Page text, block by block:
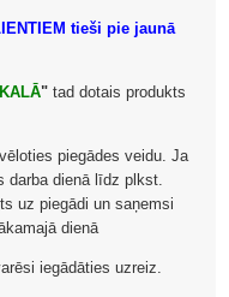
tieši pie jaunā
" tad dotais produkts
piegādes veidu. Ja
darba dienā līdz plkst.
uz piegādi un saņemsi
dienā
iegādāties uzreiz.